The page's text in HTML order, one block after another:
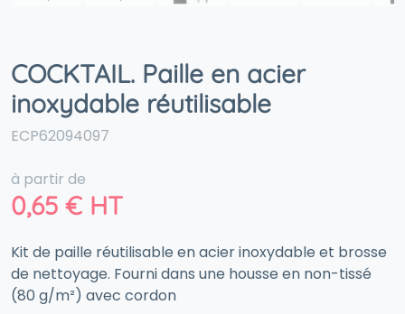
COCKTAIL. Paille en acier
inoxydable réutilisable
ECP62094097
à partir de
0,65 € HT
Kit de paille réutilisable en acier inoxydable et brosse
de nettoyage. Fourni dans une housse en non-tissé
(80 g/m²) avec cordon